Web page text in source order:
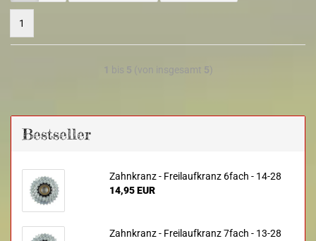
1
1 bis (von insgesamt 5)
Bestseller
Zahnkranz - Freilaufkranz 6fach - 14-28
14,95 EUR
Zahnkranz - Freilaufkranz 7fach - 13-28